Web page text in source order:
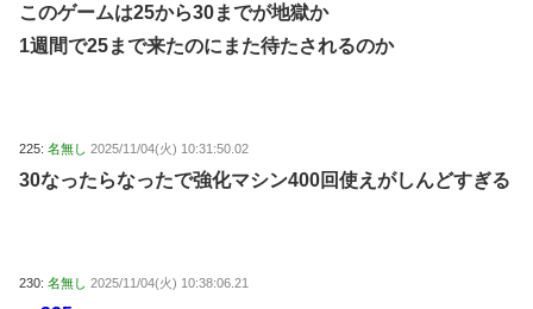
このゲームは25から30までが地獄か
1週間で25まで来たのにまた待たされるのか
225: 名無し 2025/11/04(火) 10:31:50.02
30なったらなったで強化マシン400回使えがしんどすぎる
230: 名無し 2025/11/04(火) 10:38:06.21